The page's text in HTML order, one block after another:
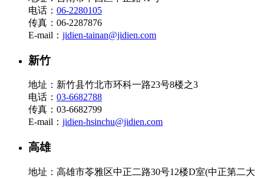
电话： 06-2280105
传真：06-2287876
E-mail： jidien-tainan@jidien.com
新竹
地址：新竹县竹北市环科一路23号8楼之3
电话： 03-6682788
传真：03-6682799
E-mail： jidien-hsinchu@jidien.com
高雄
地址：高雄市苓雅区中正二路30号12楼D室(中正第二大